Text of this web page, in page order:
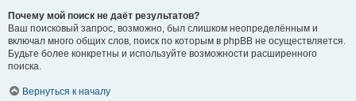
Почему мой поиск не даёт результатов?
Ваш поисковый запрос, возможно, был слишком неопределённым и
включал много общих слов, поиск по которым в phpBB не осуществляется.
Будьте более конкретны и используйте возможности расширенного
поиска.
Вернуться к началу